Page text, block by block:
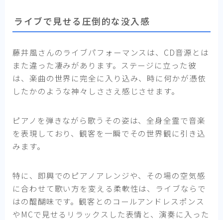
ライブで見せる圧倒的な没入感
藤井風さんのライブパフォーマンスは、CD音源とは
また違った凄みがあります。ステージに立った彼
は、楽曲の世界に完全に入り込み、時に何かが憑依
したかのような神々しささえ感じさせます。
ピアノを弾きながら歌うその姿は、全身全霊で音楽
を表現しており、観客を一瞬でその世界観に引き込
みます。
特に、即興でのピアノアレンジや、その場の空気感
に合わせて歌い方を変える柔軟性は、ライブならで
はの醍醐味です。観客とのコールアンドレスポンス
やMCで見せるリラックスした表情と、演奏に入った